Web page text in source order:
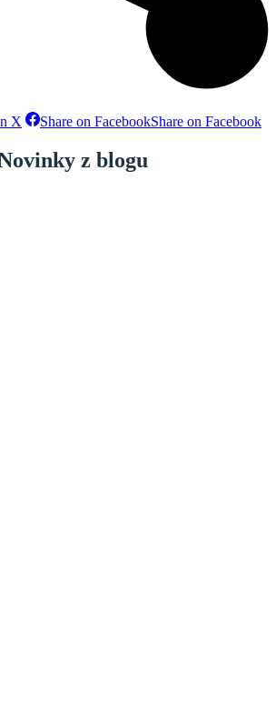
X Share on FacebookShare on Facebook
z blogu